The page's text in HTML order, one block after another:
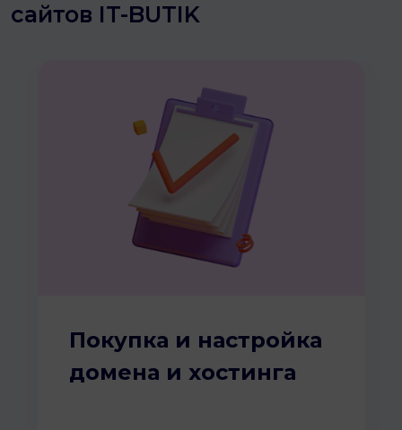
сайтов IT-BUTIK
Покупка и настройка
домена и хостинга